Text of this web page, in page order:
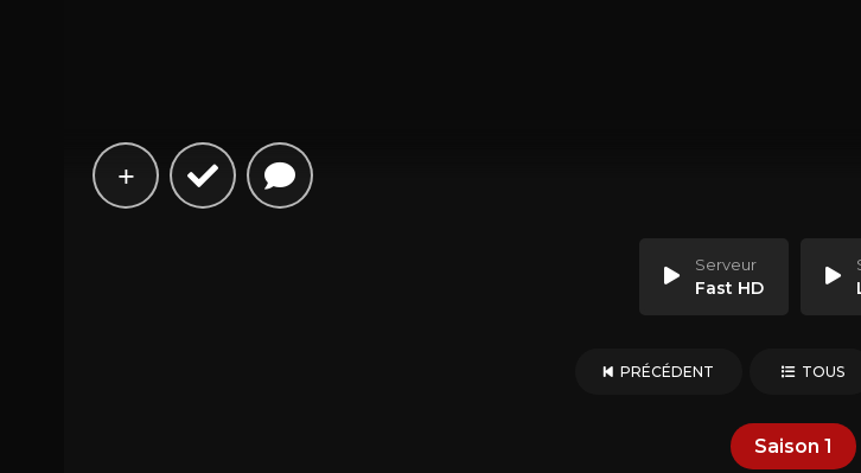
Serveur
Fast HD
PRÉCÉDENT TOUS
Saison 1